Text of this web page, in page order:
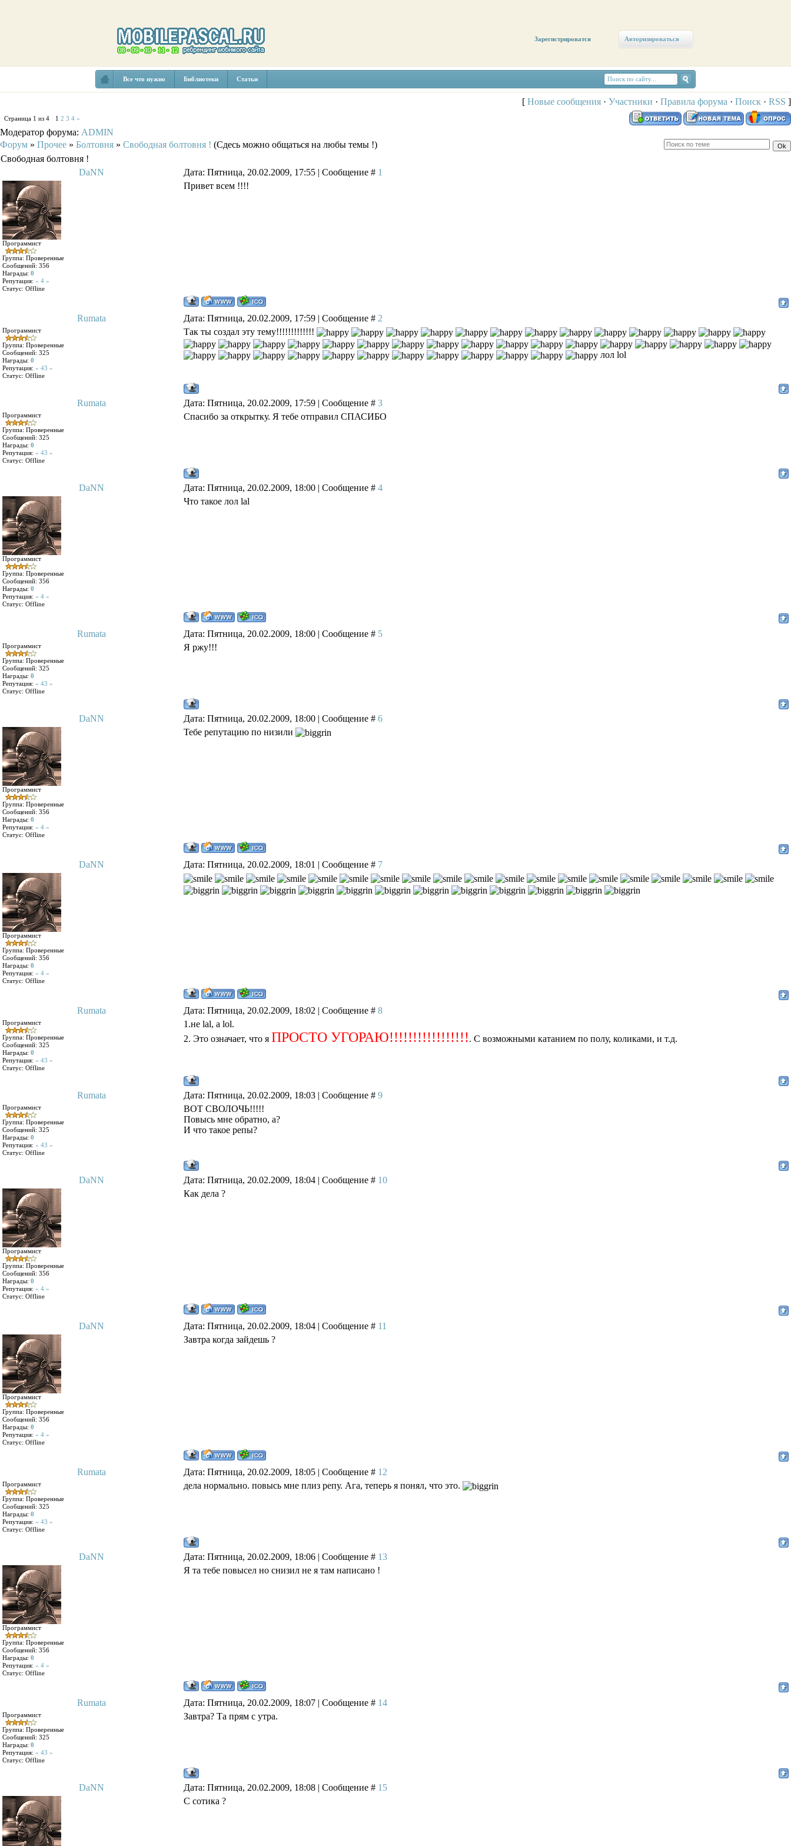
Зарегистрироватся Авторизироваться
Все что нужно Библиотеки Статьи
[ Новые сообщения · Участники · Правила форума · Поиск · RSS ]
Страница 1 из 4 1 2 3 4 »
Модератор форума: ADMIN
Форум » Прочее » Болтовня » Свободная болтовня ! (Сдесь можно общаться на любы темы !)
Свободная болтовня !
DaNN
Дата: Пятница, 20.02.2009, 17:55 | Сообщение # 1
Программист
Группа: Проверенные
Сообщений: 356
Награды: 0
Репутация: « 4 »
Статус: Offline
Привет всем !!!!
Rumata Дата: Пятница, 20.02.2009, 17:59 | Сообщение # 2
Программист
Группа: Проверенные
Сообщений: 325
Награды: 0
Репутация: « 43 »
Статус: Offline
Так ты создал эту тему!!!!!!!!!!!!!
лол lol
Rumata Дата: Пятница, 20.02.2009, 17:59 | Сообщение # 3
Программист
Группа: Проверенные
Сообщений: 325
Награды: 0
Репутация: « 43 »
Статус: Offline
Спасибо за открытку. Я тебе отправил СПАСИБО
DaNN Дата: Пятница, 20.02.2009, 18:00 | Сообщение # 4
Программист
Группа: Проверенные
Сообщений: 356
Награды: 0
Репутация: « 4 »
Статус: Offline
Что такое лол lal
Rumata Дата: Пятница, 20.02.2009, 18:00 | Сообщение # 5
Программист
Группа: Проверенные
Сообщений: 325
Награды: 0
Репутация: « 43 »
Статус: Offline
Я ржу!!!
DaNN Дата: Пятница, 20.02.2009, 18:00 | Сообщение # 6
Программист
Группа: Проверенные
Сообщений: 356
Награды: 0
Репутация: « 4 »
Статус: Offline
Тебе репутацию по низили
DaNN Дата: Пятница, 20.02.2009, 18:01 | Сообщение # 7
Программист
Группа: Проверенные
Сообщений: 356
Награды: 0
Репутация: « 4 »
Статус: Offline
Rumata Дата: Пятница, 20.02.2009, 18:02 | Сообщение # 8
Программист
Группа: Проверенные
Сообщений: 325
Награды: 0
Репутация: « 43 »
Статус: Offline
1.не lal, а lol.
2. Это означает, что я ПРОСТО УГОРАЮ!!!!!!!!!!!!!!!!!. С возможными катанием по полу, коликами, и т.д.
Rumata Дата: Пятница, 20.02.2009, 18:03 | Сообщение # 9
Программист
Группа: Проверенные
Сообщений: 325
Награды: 0
Репутация: « 43 »
Статус: Offline
ВОТ СВОЛОЧЬ!!!!!
Повысь мне обратно, а?
И что такое репы?
DaNN Дата: Пятница, 20.02.2009, 18:04 | Сообщение # 10
Программист
Группа: Проверенные
Сообщений: 356
Награды: 0
Репутация: « 4 »
Статус: Offline
Как дела ?
DaNN Дата: Пятница, 20.02.2009, 18:04 | Сообщение # 11
Программист
Группа: Проверенные
Сообщений: 356
Награды: 0
Репутация: « 4 »
Статус: Offline
Завтра когда зайдешь ?
Rumata Дата: Пятница, 20.02.2009, 18:05 | Сообщение # 12
Программист
Группа: Проверенные
Сообщений: 325
Награды: 0
Репутация: « 43 »
Статус: Offline
дела нормально. повысь мне плиз репу. Ага, теперь я понял, что это.
DaNN Дата: Пятница, 20.02.2009, 18:06 | Сообщение # 13
Программист
Группа: Проверенные
Сообщений: 356
Награды: 0
Репутация: « 4 »
Статус: Offline
Я та тебе повысел но снизил не я там написано !
Rumata Дата: Пятница, 20.02.2009, 18:07 | Сообщение # 14
Программист
Группа: Проверенные
Сообщений: 325
Награды: 0
Репутация: « 43 »
Статус: Offline
Завтра? Та прям с утра.
DaNN Дата: Пятница, 20.02.2009, 18:08 | Сообщение # 15
С сотика ?